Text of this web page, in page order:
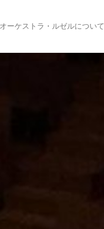
ーケストラ・ルゼルについて